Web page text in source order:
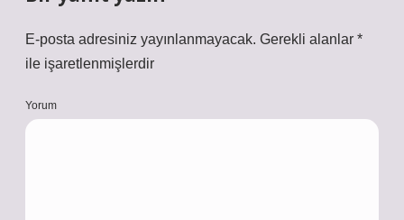
E-posta adresiniz yayınlanmayacak. Gerekli alanlar *
ile işaretlenmişlerdir
Yorum